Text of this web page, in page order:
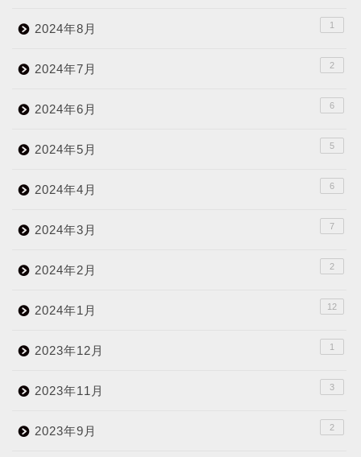
2024年8月 1
2024年7月 2
2024年6月 6
2024年5月 5
2024年4月 6
2024年3月 7
2024年2月 2
2024年1月 12
2023年12月 1
2023年11月 3
2023年9月 2